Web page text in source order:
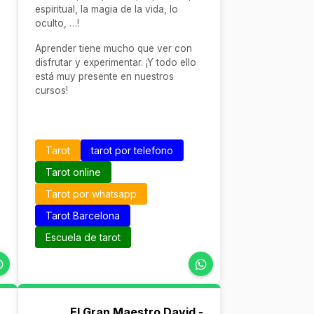
espiritual, la magia de la vida, lo
oculto, …!
Aprender tiene mucho que ver con
disfrutar y experimentar. ¡Y todo ello
está muy presente en nuestros
cursos!
Tarot
tarot por telefono
Tarot online
Tarot por whatsapp
Tarot Barcelona
Escuela de tarot